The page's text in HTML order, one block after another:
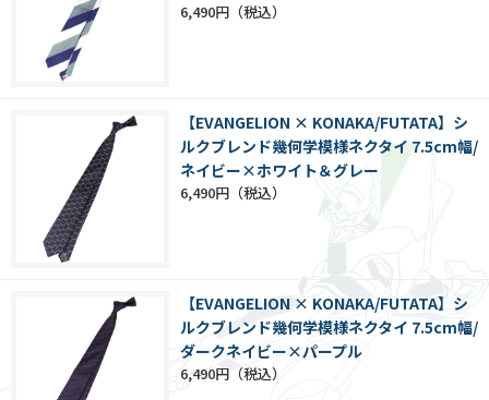
6,490円
【EVANGELION × KONAKA/FUTATA】シ
ルクブレンド幾何学模様ネクタイ 7.5cm幅/
ネイビー×ホワイト＆グレー
6,490円
【EVANGELION × KONAKA/FUTATA】シ
ルクブレンド幾何学模様ネクタイ 7.5cm幅/
ダークネイビー×パープル
6,490円